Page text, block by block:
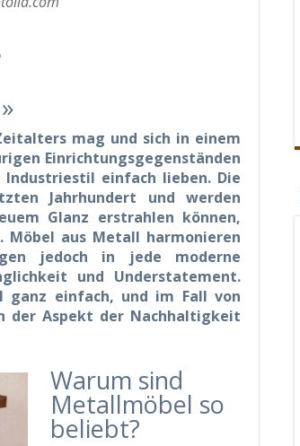
mag und sich in einem
Einrichtungsgegenständen
einfach lieben. Die
Jahrhundert und werden
Glanz erstrahlen können,
Möbel aus Metall harmonieren
jedoch in jede moderne
und Understatement.
einfach, und im Fall von
der Aspekt der Nachhaltigkeit
Warum sind
Metallmöbel so
beliebt?